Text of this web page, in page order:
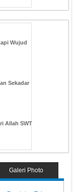
Wujud
Sekadar
Allah SWT
Galeri Photo